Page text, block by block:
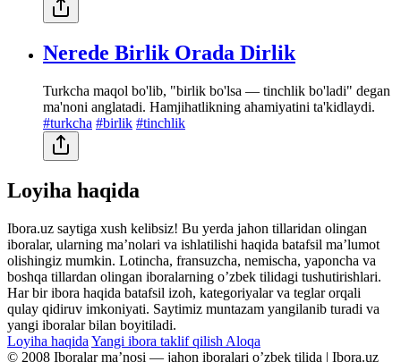
Nerede Birlik Orada Dirlik
Turkcha maqol bo'lib, "birlik bo'lsa — tinchlik bo'ladi" degan
ma'noni anglatadi. Hamjihatlikning ahamiyatini ta'kidlaydi.
#turkcha #birlik #tinchlik
Loyiha haqida
Ibora.uz saytiga xush kelibsiz! Bu yerda jahon tillaridan olingan
iboralar, ularning maʼnolari va ishlatilishi haqida batafsil maʼlumot
olishingiz mumkin. Lotincha, fransuzcha, nemischa, yaponcha va
boshqa tillardan olingan iboralarning oʼzbek tilidagi tushutirishlari.
Har bir ibora haqida batafsil izoh, kategoriyalar va teglar orqali
qulay qidiruv imkoniyati. Saytimiz muntazam yangilanib turadi va
yangi iboralar bilan boyitiladi.
Loyiha haqida Yangi ibora taklif qilish Aloqa
© 2008 Iboralar maʼnosi — jahon iboralari oʼzbek tilida | Ibora.uz